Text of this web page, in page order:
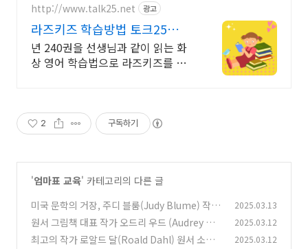
http://www.talk25.net 광고
라즈키즈 학습방법 토크25
2006년부터 받아온 신뢰
년 240권을 선생님과 같이 읽는 화
상 영어 학습법으로 라즈키즈를 마
2 구독하기
'엄마표 교육' 카테고리의 다른 글
미국 문학의 거장, 주디 블룸(Judy Blume) 작가
및 책 소개 (0)
2025.03.13
원서 그림책 대표 작가 오드리 우드 (Audrey Wo
od) 추천 원서 리스트 (0)
2025.03.12
최고의 작가 로알드 달(Roald Dahl) 원서 소개 2025.03.12